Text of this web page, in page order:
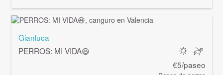
Gianluca
PERROS: MI VIDA😆
€5/paseo